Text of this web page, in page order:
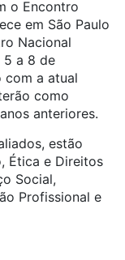
o Encontro
em São Paulo
Nacional
5 a 8 de
com a atual
como
anteriores.
estão
Ética e Direitos
Social,
Profissional e